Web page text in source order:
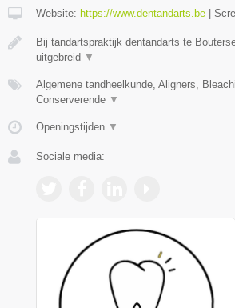
Website: https://www.dentandarts.be |
Bij tandartspraktijk dentandarts te
uitgebreid ▼
Algemene tandheelkunde, Aligners,
Conserverende ▼
Openingstijden ▼
Sociale media: